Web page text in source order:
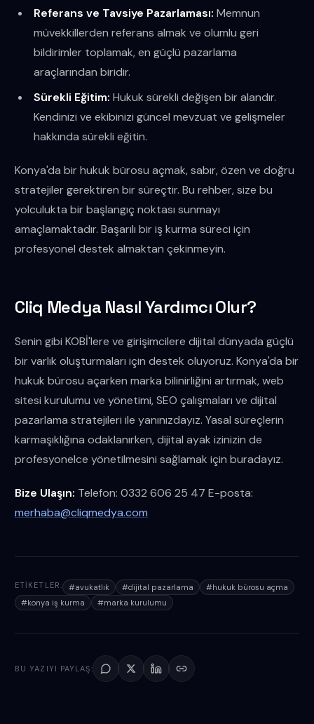
Referans ve Tavsiye Pazarlaması: Memnun
müvekkillerden referans almak ve olumlu geri
bildirimler toplamak, en güçlü pazarlama
araçlarından biridir.
Sürekli Eğitim: Hukuk sürekli değişen bir alandır.
Kendinizi ve ekibinizi güncel mevzuat ve gelişmeler
hakkında sürekli eğitin.
Konya'da bir hukuk bürosu açmak, sabır, özen ve doğru
stratejiler gerektiren bir süreçtir. Bu rehber, size bu
yolculukta bir başlangıç noktası sunmayı
amaçlamaktadır. Başarılı bir iş kurma süreci için
profesyonel destek almaktan çekinmeyin.
Cliq Medya Nasıl Yardımcı Olur?
Senin gibi KOBİ'lere ve girişimcilere dijital dünyada güçlü
bir varlık oluşturmaları için destek oluyoruz. Konya'da bir
hukuk bürosu açarken marka bilinirliğini artırmak, web
sitesi kurulumu ve yönetimi, SEO çalışmaları ve dijital
pazarlama stratejileri ile yanınızdayız. Yasal süreçlerin
karmaşıklığına odaklanırken, dijital ayak izinizin de
profesyonelce yönetilmesini sağlamak için buradayız.
Bize Ulaşın: Telefon: 0332 606 25 47 E-posta:
merhaba@cliqmedya.com
ETIKETLER: #avukatlık #dijital pazarlama #hukuk bürosu açma
#konya iş kurma #marka kurulumu
BU YAZIYI PAYLAŞ: